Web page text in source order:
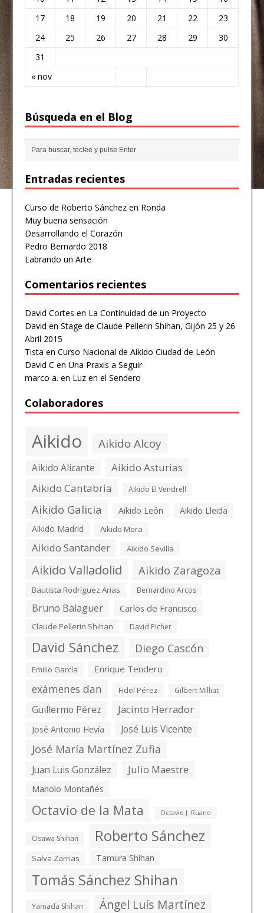
« nov
17
18 19 20 21 22
23
24
25 26 27 28 29
30
31
Búsqueda en el Blog
Entradas recientes
Curso de Roberto Sánchez en Ronda
Muy buena sensación
Desarrollando el Corazón
Pedro Bernardo 2018
Labrando un Arte
Comentarios recientes
David Cortes en La Continuidad de un Proyecto
David enStage de Claude Pellerin Shihan, Gijón 25 y 26
Abril 2015
Tista enCurso Nacional de Aikido Ciudad de León
David C enUna Praxis a Seguir
marco a. en Luz en el Sendero
Colaboradores
Aikido Aikido Alcoy
Aikido Alicante
Aikido Asturias
Aikido Cantabria
Aikido El Vendrell
Aikido Galicia Aikido León
Aikido Lleida
Aikido Madrid
Aikido Mora
Aikido Santander Aikido Sevilla
Aikido Valladolid Aikido Zaragoza
Bautista Rodríguez Arias Bernardino Arcos
Bruno Balaguer Carlos de Francisco
Claude Pellerin Shihan David Picher
David Sánchez Diego Cascón
Emilio García Enrique Tendero
exámenes dan Fidel Pérez Gilbert Milliat
Guillermo Pérez Jacinto Herrador
José Antonio Hevía José Luis Vicente
José María Martínez Zufia
Juan Luis González Julio Maestre
Manolo Montañés
Octavio de la Mata Octavio J. Ruano
Osawa Shihan Roberto Sánchez
Salva Zarrias Tamura Shihan
Tomás Sánchez Shihan
Yamada Shihan Ángel Luís Martínez